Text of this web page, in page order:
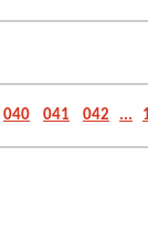
040 041 042 ...